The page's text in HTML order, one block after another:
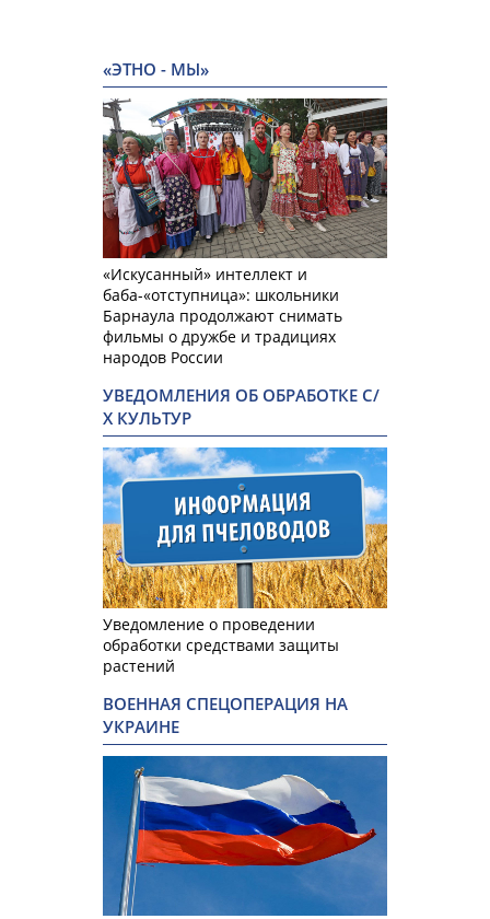
«ЭТНО - МЫ»
«Искусанный» интеллект и
баба-«отступница»: школьники
Барнаула продолжают снимать
фильмы о дружбе и традициях
народов России
УВЕДОМЛЕНИЯ ОБ ОБРАБОТКЕ С/
Х КУЛЬТУР
Уведомление о проведении
обработки средствами защиты
растений
ВОЕННАЯ СПЕЦОПЕРАЦИЯ НА
УКРАИНЕ